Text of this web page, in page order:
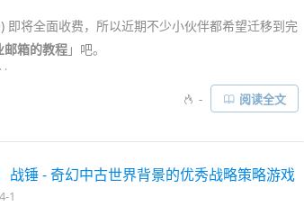
即将全面收费，所以近期不少小伙伴都希望迁移到完
箱的教程」吧。
人也很有实用价值！它的特点是可以绑定属于自己的
能提升自己的品牌形象，也能避免邮箱被绑定在某一
安全感……
.
- 阅读全文
战锤 - 奇幻中古世界背景的优秀战略策略游戏
1